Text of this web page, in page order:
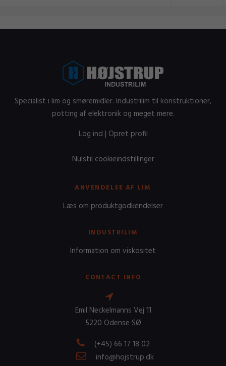
Specialist i lim og smøremidler. Industrilim til konstruktioner,
potting af elektronik og meget mere.
Log ind | Opret profil
Nulstil cookieindstillinger
ANVENDELSE AF LIM
Læs om produktgodkendelser
INDUSTRILIM
Information om viskositet
CONTACT INFO
Emil Neckelmanns Vej 11
5220 Odense SØ
(+45) 66 17 18 02
info@hojstrup.dk